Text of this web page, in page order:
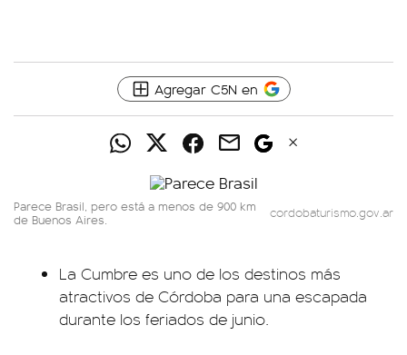
Agregar C5N en
Parece Brasil, pero está a menos de 900 km
de Buenos Aires. cordobaturismo.gov.ar
La Cumbre es uno de los destinos más
atractivos de Córdoba para una escapada
durante los feriados de junio.